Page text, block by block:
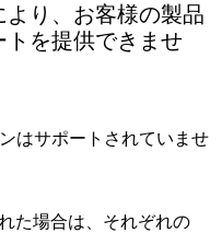
り、お客様の製品
トを提供できませ
はサポートされていませ
た場合は、それぞれの